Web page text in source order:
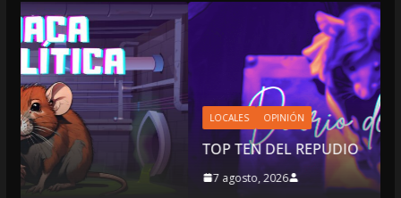
LOCALES OPINIÓN
TOP TEN DEL REPUDIO
7 agosto, 2026